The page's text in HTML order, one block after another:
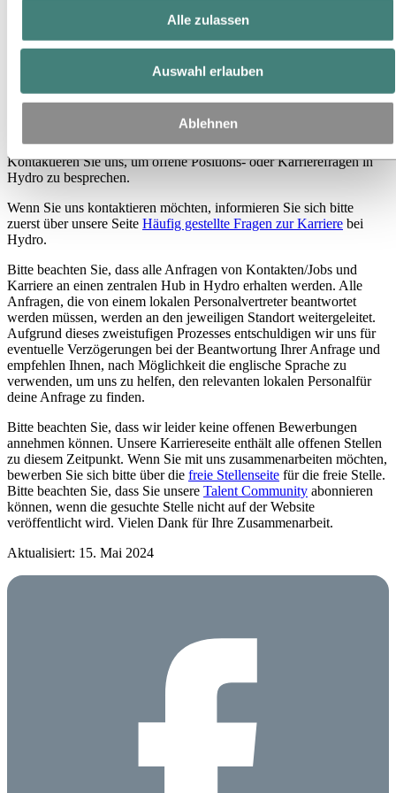
Alle zulassen
Auswahl erlauben
Ablehnen
Unsere Standorte weltweit
Hydro Extrusion Deutschland - Vertriebskontakte
Sprechen Sie uns an
Jobs und Karrieren
Kontaktieren Sie uns, um offene Positions- oder Karrierefragen in
Hydro zu besprechen.
Wenn Sie uns kontaktieren möchten, informieren Sie sich bitte
zuerst über unsere Seite Häufig gestellte Fragen zur Karriere bei
Hydro.
Bitte beachten Sie, dass alle Anfragen von Kontakten/Jobs und
Karriere an einen zentralen Hub in Hydro erhalten werden. Alle
Anfragen, die von einem lokalen Personalvertreter beantwortet
werden müssen, werden an den jeweiligen Standort weitergeleitet.
Aufgrund dieses zweistufigen Prozesses entschuldigen wir uns für
eventuelle Verzögerungen bei der Beantwortung Ihrer Anfrage und
empfehlen Ihnen, nach Möglichkeit die englische Sprache zu
verwenden, um uns zu helfen, den relevanten lokalen Personalfür
deine Anfrage zu finden.
Bitte beachten Sie, dass wir leider keine offenen Bewerbungen
annehmen können. Unsere Karriereseite enthält alle offenen Stellen
zu diesem Zeitpunkt. Wenn Sie mit uns zusammenarbeiten möchten,
bewerben Sie sich bitte über die freie Stellenseite für die freie Stelle.
Bitte beachten Sie, dass Sie unsere Talent Community abonnieren
können, wenn die gesuchte Stelle nicht auf der Website
veröffentlicht wird. Vielen Dank für Ihre Zusammenarbeit.
Aktualisiert: 15. Mai 2024